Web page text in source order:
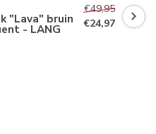
"Lava" bruin
- LANG
€49,95
€24,97